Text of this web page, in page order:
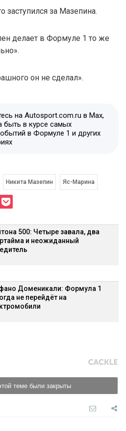
заступился за Мазепина.
делает в Формуле 1 то же
он не сделал».
на Autosport.com.ru в Max,
быть в курсе самых
в Формуле 1 и других
Никита Мазепин Яс-Марина
500: Четыре завала, два
и неожиданный
Доменикали: Формула 1
не перейдёт на
теме были закрыты